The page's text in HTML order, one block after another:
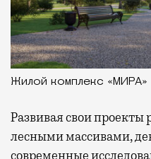
Жилой комплекс «МИРА»
Развиваясвои проекты
лесными массивами,
современные